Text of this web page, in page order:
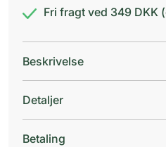
antal Fri fragt ved 349 DKK
Beskrivelse
Detaljer
Betaling